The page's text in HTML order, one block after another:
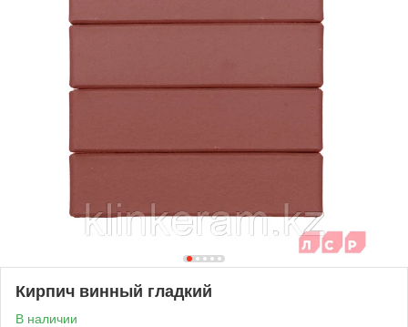
Кирпич винный гладкий
В наличии